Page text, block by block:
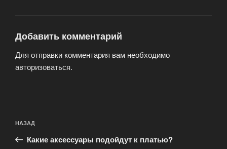
Добавить комментарий
Для отправки комментария вам необходимо
авторизоваться.
по
записям
Предыдущая
запись:
НАЗАД
Какие аксессуары подойдут к платью?